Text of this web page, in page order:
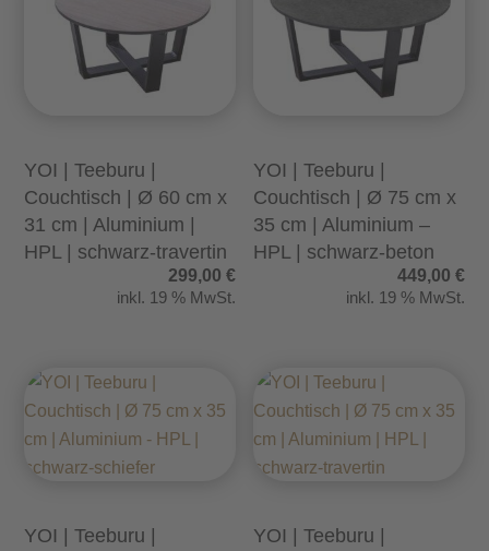
YOI | Teeburu |
Couchtisch | Ø 60 cm x
31 cm | Aluminium |
HPL | schwarz-travertin
299,00 €
inkl. 19 % MwSt.
YOI | Teeburu |
Couchtisch | Ø 75 cm x
35 cm | Aluminium –
HPL | schwarz-beton
449,00 €
inkl. 19 % MwSt.
YOI | Teeburu |
YOI | Teeburu |